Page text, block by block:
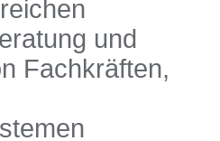
und
Fachkräften,